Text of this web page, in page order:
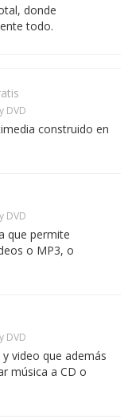
donde
todo.
DVD
construido en
DVD
que permite
o MP3, o
DVD
video que además
música a CD o